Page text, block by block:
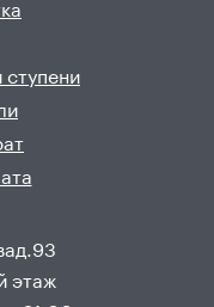
ступени
этаж